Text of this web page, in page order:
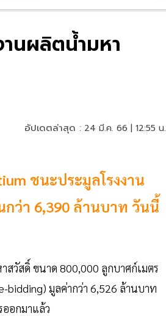
นผลิตน้ำมหา
อัปเดตล่าสุด : 24 มี.ค. 66 | 12:55 น.
ชนะประมูลโรงงาน
กว่า 6,390 ล้านบาท วันนี้
สวัสดิ์ ขนาด 800,000 ลูกบาศก์เมตร
bidding) มูลค่ากว่า 6,526 ล้านบาท
อกมาแล้ว